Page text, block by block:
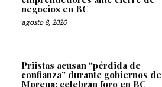
negocios en BC
agosto 8, 2026
Priistas acusan “pérdida de
confianza” durante gobiernos de
Morena; celebran foro en BC